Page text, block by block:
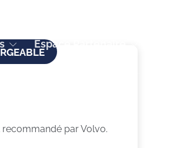
Espace Partenaire
par Volvo.